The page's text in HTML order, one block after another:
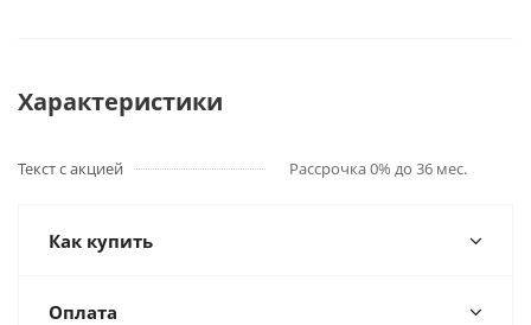
Характеристики
Текст с акцией Рассрочка 0% до 36 мес.
Как купить
Оплата